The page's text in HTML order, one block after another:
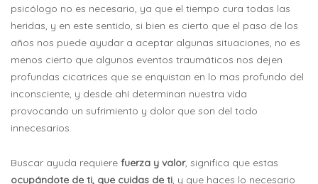
psicólogo no es necesario, ya que el tiempo cura todas las
heridas, y en este sentido, si bien es cierto que el paso de los
años nos puede ayudar a aceptar algunas situaciones, no es
menos cierto que algunos eventos traumáticos nos dejen
profundas cicatrices que se enquistan en lo mas profundo del
inconsciente, y desde ahí determinan nuestra vida
provocando un sufrimiento y dolor que son del todo
innecesarios.
Buscar ayuda requiere fuerza y valor, significa que estas
ocupándote de ti, que cuidas de ti, y que haces lo necesario